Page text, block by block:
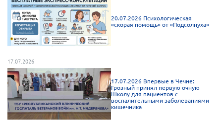
20.07.2026 Психологическая
«скорая помощь» от «Подсолнуха»
17.07.2026
17.07.2026 Впервые в Чечне:
Грозный принял первую очную
Школу для пациентов с
воспалительными заболеваниями
кишечника